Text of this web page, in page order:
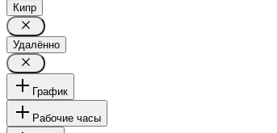
Кипр
Удалённо
График
Рабочие часы